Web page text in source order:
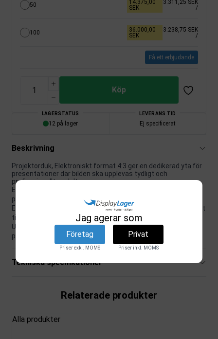
50
14.375,00
SEK
3.311,25 SEK
/
100
36.000,00
SEK
3.238,75 SEK
/
Få ett erbjudande
Köp
LAGERSTATUS
12 på lager
LEVERANS TID
Ej specificerat
Beskrivning
Projektorduk, Elektroniskt format 4:3 ger en dedikerad yta för
presentationer där bilden ska upplevas tydligt och
professionellt av deltagarna.
Ett bra val för mötesrum, undervisning och andra
presentationsmiljöer.
Ett bra val när funktion och presentation ska fungera naturligt
tillsammans.
Utvecklad för miljöer där lösningen gärna får vara både
praktisk och inbjudande.
Tekniska specifikationer
Relaterade produkter
Alla produkter
Jag agerar som
Företag
Priser exkl. MOMS
Privat
Priser inkl. MOMS